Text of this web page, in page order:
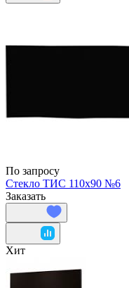
По запросу
Стекло ТИС 110х90 №6
Заказать
Хит